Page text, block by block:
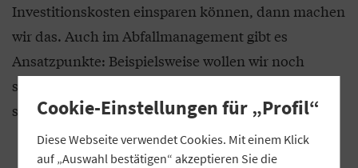
Investitionskosten einsparen können, dann machen
wir das. Auch im Abfallmanagement gibt es
Ansatzpunkte: Beispielsweise wollen wir noch
stärker als zuvor auf wiederverwertbare Stoffe
setzen, etwa beim Dekorationsmaterial.
Cookie-Einstellungen für „Profil“
Diese Webseite verwendet Cookies. Mit einem Klick
auf „Auswahl bestätigen“ akzeptieren Sie die